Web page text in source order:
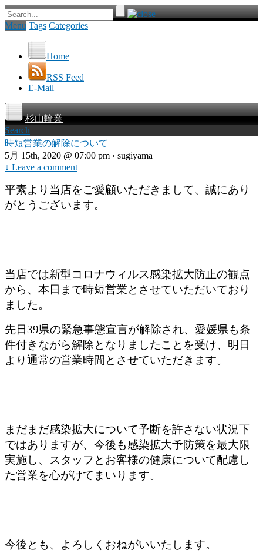
Menu Tags Categories
Home
RSS Feed
E-Mail
杉山輪業
Search
時短営業の解除について
5月 15th, 2020 @ 07:00 pm › sugiyama
↓ Leave a comment
平素より当店をご愛顧いただきまして、誠にあり
がとうございます。
当店では新型コロナウィルス感染拡大防止の観点
から、本日まで時短営業とさせていただいており
ました。
先日39県の緊急事態宣言が解除され、愛媛県も条
件付きながら解除となりましたことを受け、明日
より通常の営業時間とさせていただきます。
まだまだ感染拡大について予断を許さない状況下
ではありますが、今後も感染拡大予防策を最大限
実施し、スタッフとお客様の健康について配慮し
た営業を心がけてまいります。
今後とも、よろしくおねがいいたします。